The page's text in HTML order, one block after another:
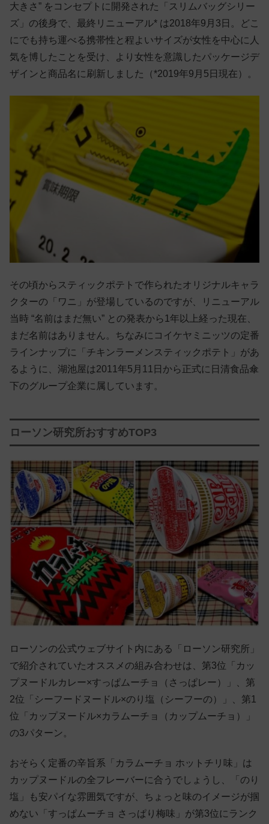
大きさ” をコンセプトに開発された「スリムバッグシリー
ズ」の後身で、最終リニューアル* は2018年9月3日。どこ
にでも持ち運べる携帯性と程よいサイズが女性を中心に人
気を博したことを受け、より女性を意識したパッケージデ
ザインと商品名に刷新しました（*2019年9月5日現在）。
その頃からスティックポテトで作られたオリジナルキャラ
クターの「ワニ」が登場しているのですが、リニューアル
当時 “名前はまだ無い” との発表から1年以上経った現在、
まだ名前はありません。ちなみにコイケヤミニッツの定番
ラインナップに「チキンラーメンスティックポテト」があ
るように、湖池屋は2011年5月11日から正式に日清食品傘
下のグループ企業に属しています。
ローソン研究所おすすめTOP3
ローソンの公式ウェブサイト内にある「ローソン研究所」
で紹介されていたオススメの組み合わせは、第3位「カッ
プヌードルカレー×すっぱムーチョ（さっぱレー）」、第
2位「シーフードヌードル×のり塩（シーフーの）」、第1
位「カップヌードル×カラムーチョ（カップムーチョ）」
の3パターン。
おそらく定番の辛旨系「カラムーチョ ホットチリ味」は
カップヌードルの全フレーバーに合うでしょうし、「のり
塩」も安パイな雰囲気ですが、ちょっと味のイメージが掴
めない「すっぱムーチョ さっぱり梅味」が第3位にランク